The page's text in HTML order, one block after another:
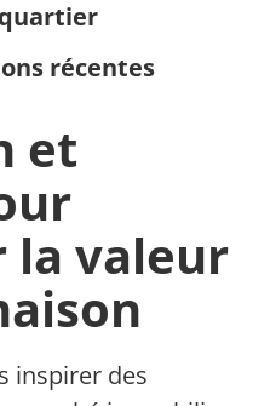
récentes
et
la valeur
inspirer des